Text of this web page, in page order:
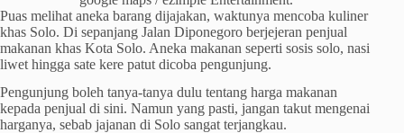
Puas melihat aneka barang dijajakan, waktunya mencoba kuliner
khas Solo. Di sepanjang Jalan Diponegoro berjejeran penjual
makanan khas Kota Solo. Aneka makanan seperti sosis solo, nasi
liwet hingga sate kere patut dicoba pengunjung.
Pengunjung boleh tanya-tanya dulu tentang harga makanan
kepada penjual di sini. Namun yang pasti, jangan takut mengenai
harganya, sebab jajanan di Solo sangat terjangkau.